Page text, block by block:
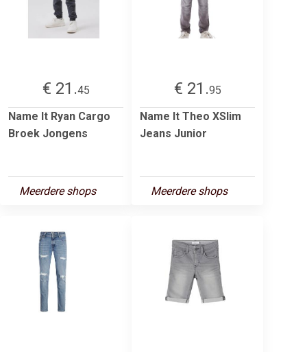
€ 21.45
Name It Ryan Cargo
Broek Jongens
Meerdere shops
€ 21.95
Name It Theo XSlim
Jeans Junior
Meerdere shops